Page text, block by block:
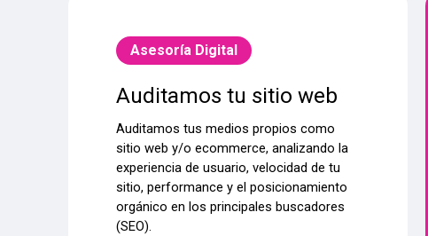
Asesoría Digital
Auditamos tu sitio web
Auditamos tus medios propios como
sitio web y/o ecommerce, analizando la
experiencia de usuario, velocidad de tu
sitio, performance y el posicionamiento
orgánico en los principales buscadores
(SEO).